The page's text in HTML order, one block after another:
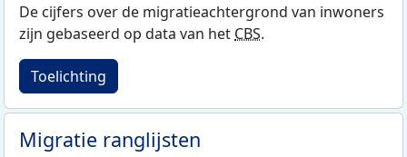
De cijfers over de migratieachtergrond van inwoners
zijn gebaseerd op data van het CBS.
Toelichting
Migratie ranglijsten